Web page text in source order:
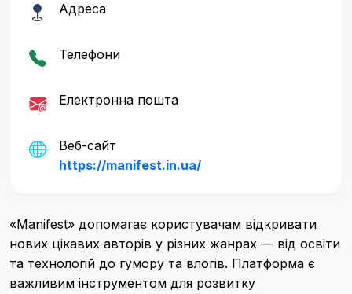
Адреса
Телефони
Електронна пошта
Веб-сайт
https://manifest.in.ua/
«Manifest» допомагає користувачам відкривати
нових цікавих авторів у різних жанрах — від освіти
та технологій до гумору та влогів. Платформа є
важливим інструментом для розвитку